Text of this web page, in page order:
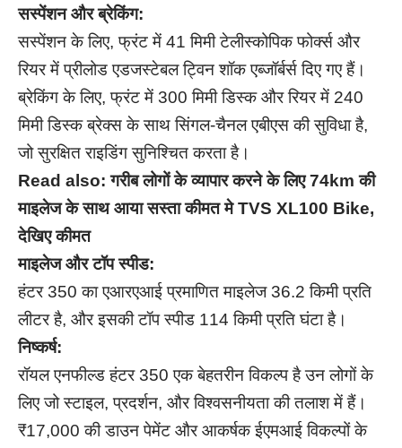
सस्पेंशन और ब्रेकिंग:
सस्पेंशन के लिए, फ्रंट में 41 मिमी टेलीस्कोपिक फोर्क्स और
रियर में प्रीलोड एडजस्टेबल ट्विन शॉक एब्जॉर्बर्स दिए गए हैं।
ब्रेकिंग के लिए, फ्रंट में 300 मिमी डिस्क और रियर में 240
मिमी डिस्क ब्रेक्स के साथ सिंगल-चैनल एबीएस की सुविधा है,
जो सुरक्षित राइडिंग सुनिश्चित करता है।
Read also:गरीब लोगों के व्यापार करने के लिए 74km की
माइलेज के साथ आया सस्ता कीमत मे TVS XL100 Bike,
देखिए कीमत
माइलेज और टॉप स्पीड:
हंटर 350 का एआरएआई प्रमाणित माइलेज 36.2 किमी प्रति
लीटर है, और इसकी टॉप स्पीड 114 किमी प्रति घंटा है।
निष्कर्ष:
रॉयल एनफील्ड हंटर 350 एक बेहतरीन विकल्प है उन लोगों के
लिए जो स्टाइल, प्रदर्शन, और विश्वसनीयता की तलाश में हैं।
₹17,000 की डाउन पेमेंट और आकर्षक ईएमआई विकल्पों के